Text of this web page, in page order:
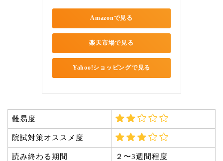
Amazonで見る
楽天市場で見る
Yahoo!ショッピングで見る
難易度
院試対策オススメ度
読み終わる期間 ２〜3週間程度